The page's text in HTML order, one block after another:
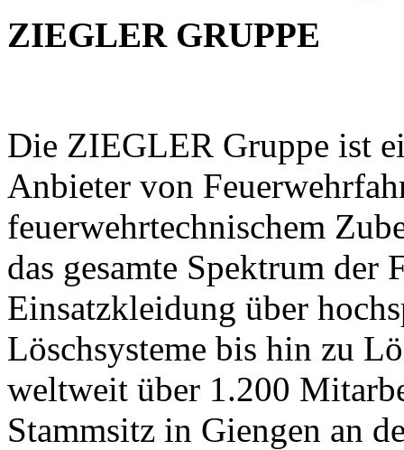
ZIEGLER GRUPPE
Die ZIEGLER Gruppe ist
Anbieter von
feuerwehrtechnischem
das gesamte Spektrum der
Einsatzkleidung über
Löschsysteme bis hin zu
weltweit über 1.200
Stammsitz in Giengen an